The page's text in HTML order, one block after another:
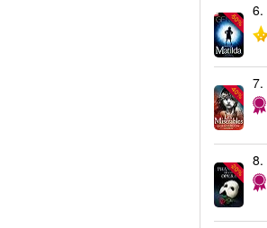
-50%
6.
-40%
7.
-20%
8.